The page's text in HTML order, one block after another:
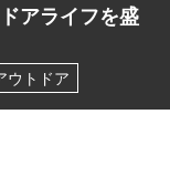
アライフを盛
ウトドア